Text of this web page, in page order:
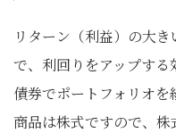
リターン（利益）の大
で、利回りをアップする
債券でポートフォリオ
商品は株式ですので、